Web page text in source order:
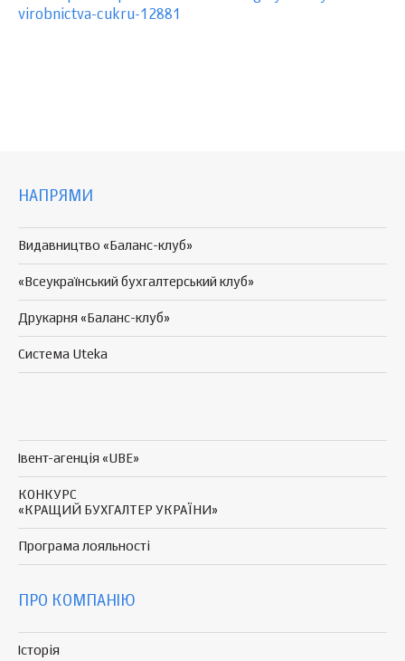
virobnictva-cukru-12881
НАПРЯМИ
Видавництво «Баланс-клуб»
«Всеукраїнський бухгалтерський клуб»
Друкарня «Баланс-клуб»
Система Uteka
Івент-агенція «UBE»
КОНКУРС
«КРАЩИЙ БУХГАЛТЕР УКРАЇНИ»
Програма лояльності
ПРО КОМПАНІЮ
Історія